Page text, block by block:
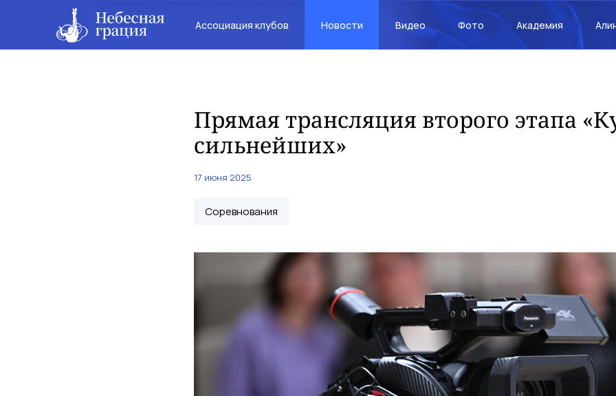
Ассоциация клубов Новости Видео Фото Академия
Прямая трансляция второго этапа
сильнейших»
17 июня 2025
Соревнования